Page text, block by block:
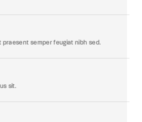
semper feugiat nibh sed.
sit.